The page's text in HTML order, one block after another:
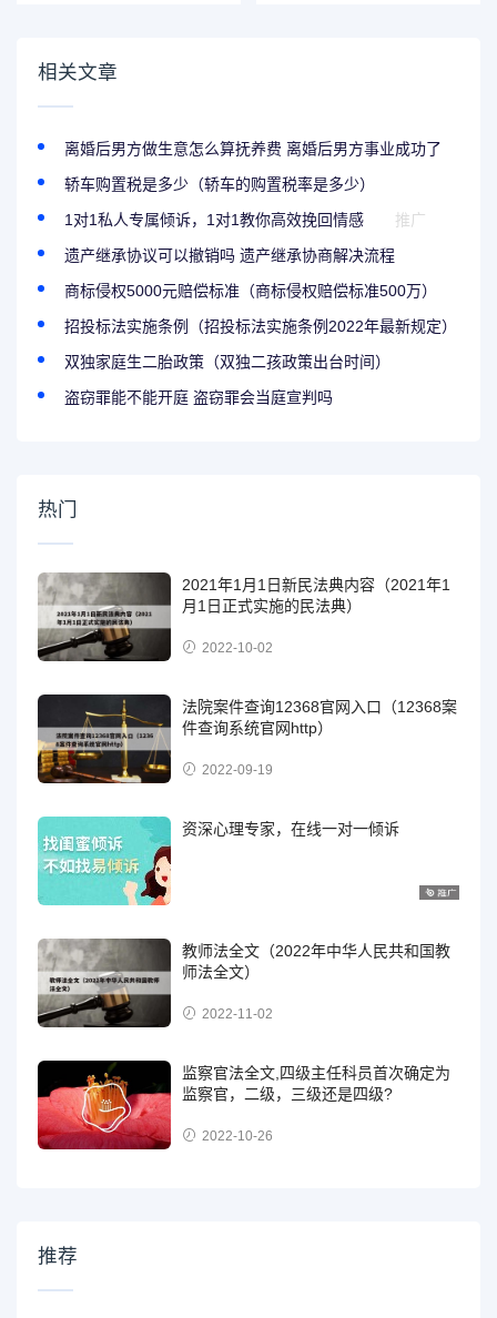
相关文章
离婚后男方做生意怎么算抚养费 离婚后男方事业成功了
轿车购置税是多少（轿车的购置税率是多少）
1对1私人专属倾诉，1对1教你高效挽回情感
推广
遗产继承协议可以撤销吗 遗产继承协商解决流程
商标侵权5000元赔偿标准（商标侵权赔偿标准500万）
招投标法实施条例（招投标法实施条例2022年最新规定）
双独家庭生二胎政策（双独二孩政策出台时间）
盗窃罪能不能开庭 盗窃罪会当庭宣判吗
热门
2021年1月1日新民法典内容（2021年1
月1日正式实施的民法典）
2022-10-02
法院案件查询12368官网入口（12368案
件查询系统官网http）
2022-09-19
资深心理专家，在线一对一倾诉
教师法全文（2022年中华人民共和国教
师法全文）
2022-11-02
监察官法全文,四级主任科员首次确定为
监察官，二级，三级还是四级?
2022-10-26
推荐